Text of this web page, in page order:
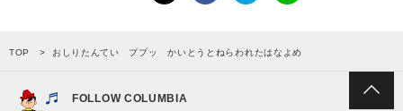
TOP おしりたんてい ププッ かいとうとねらわれたはなよめ
FOLLOW COLUMBIA